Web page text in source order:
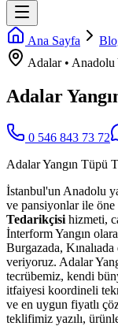
Ana Sayfa
Adalar• Anadolu
Adalar
0 546 843 73 72
Adalar Yangın Tüpü
İstanbul'un Anadolu
ve pansiyonlar ile
Tedarikçisi hizmeti,
İnterform Yangın
Burgazada,
veriyoruz. Adalar
tecrübemiz, kendi
itfaiyesi koordineli
ve en uygun fiyatlı
teklifimiz yazılı,